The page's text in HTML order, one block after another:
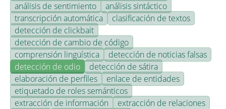
análisis de sentimiento
análisis sintáctico
transcripción automática
clasificación de textos
detección de clickbait
detección de cambio de código
comprensión lingüística
detección de noticias falsas
detección de odio
detección de sátira
elaboración de perfiles
enlace de entidades
etiquetado de roles semánticos
extracción de información
extracción de relaciones